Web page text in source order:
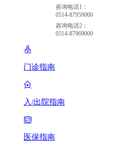
咨询电话1：
0514-87959000
咨询电话2：
0514-87969000
门诊指南
入/出院指南
医保指南